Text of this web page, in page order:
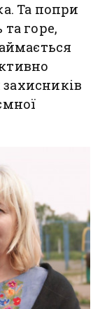
Та попри
горе,